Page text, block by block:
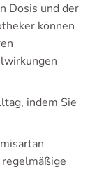
Dosis und der
können
indem Sie